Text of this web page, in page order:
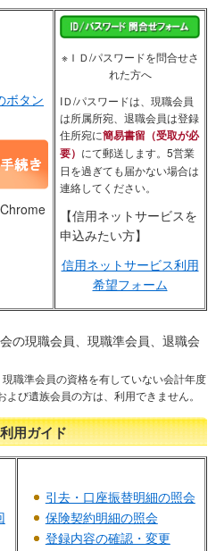
ボタン
※ＩＤ/パスワードを問合せさ
れた方へ
IＤ/パスワードは、現職会員
は所属所宛、退職会員は登録
住所宛に簡易書留（受取が必
要） にて郵送します。5営業
日を過ぎても届かない場合は
連絡してください。
【信用ネットサービスを
申込みたい方】
信用ネットサービス利用
希望フォーム
の現職会員、現職準会員、退職会
職準会員の資格を有していない会計年度
び遺族会員の方は、利用できません。
用ガイド
引去・口座振替明細の照会
保険契約明細の照会
登録内容の確認・変更